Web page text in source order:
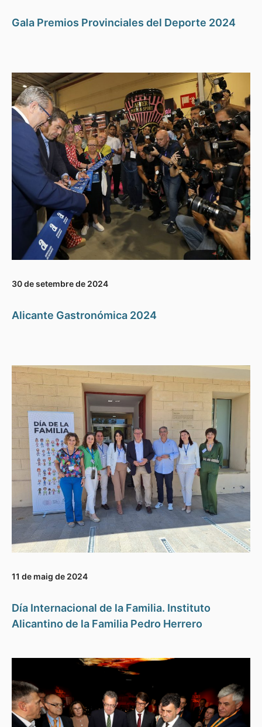
Gala Premios Provinciales del Deporte 2024
30 de setembre de 2024
Alicante Gastronómica 2024
11 de maig de 2024
Día Internacional de la Familia. Instituto
Alicantino de la Familia Pedro Herrero